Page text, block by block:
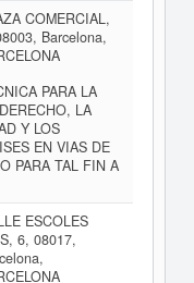
COMERCIAL,
Barcelona,
PARA LA
LA
Y LOS
EN VIAS DE
PARA TAL FIN A
ESCOLES
6, 08017,